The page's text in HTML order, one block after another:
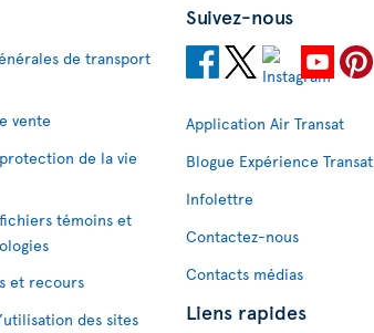
de transport
vente
de la vie
témoins et
et recours
des sites
Suivez-nous
Application Air Transat
Blogue Expérience Transat
Infolettre
Contactez-nous
Contacts médias
Liens rapides